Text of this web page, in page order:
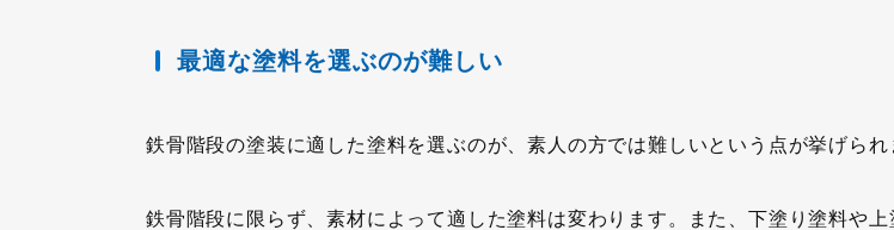
最適な塗料を選ぶのが難しい
鉄骨階段の塗装に適した塗料を選ぶのが、素人の方では難しいという点が挙げられ
鉄骨階段に限らず、素材によって適した塗料は変わります。また、下塗り塗料や